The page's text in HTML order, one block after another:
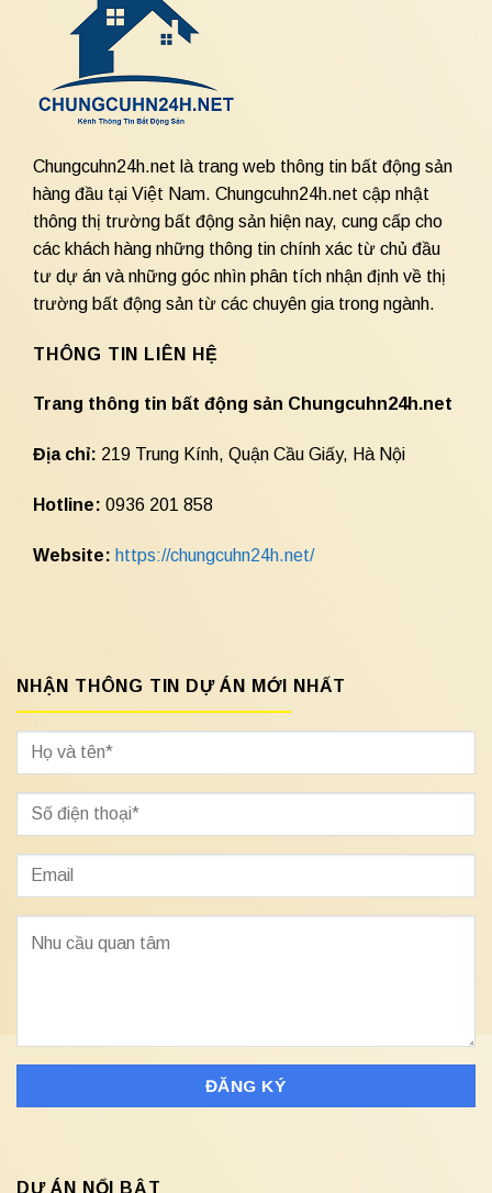
Chungcuhn24h.net là trang web thông tin bất động sản
hàng đầu tại Việt Nam. Chungcuhn24h.net cập nhật
thông thị trường bất động sản hiện nay, cung cấp cho
các khách hàng những thông tin chính xác từ chủ đầu
tư dự án và những góc nhìn phân tích nhận định về thị
trường bất động sản từ các chuyên gia trong ngành.
THÔNG TIN LIÊN HỆ
Trang thông tin bất động sản Chungcuhn24h.net
Địa chỉ: 219 Trung Kính, Quận Cầu Giấy, Hà Nội
Hotline: 0936 201 858
Website: https://chungcuhn24h.net/
NHẬN THÔNG TIN DỰ ÁN MỚI NHẤT
DỰ ÁN NỔI BẬT